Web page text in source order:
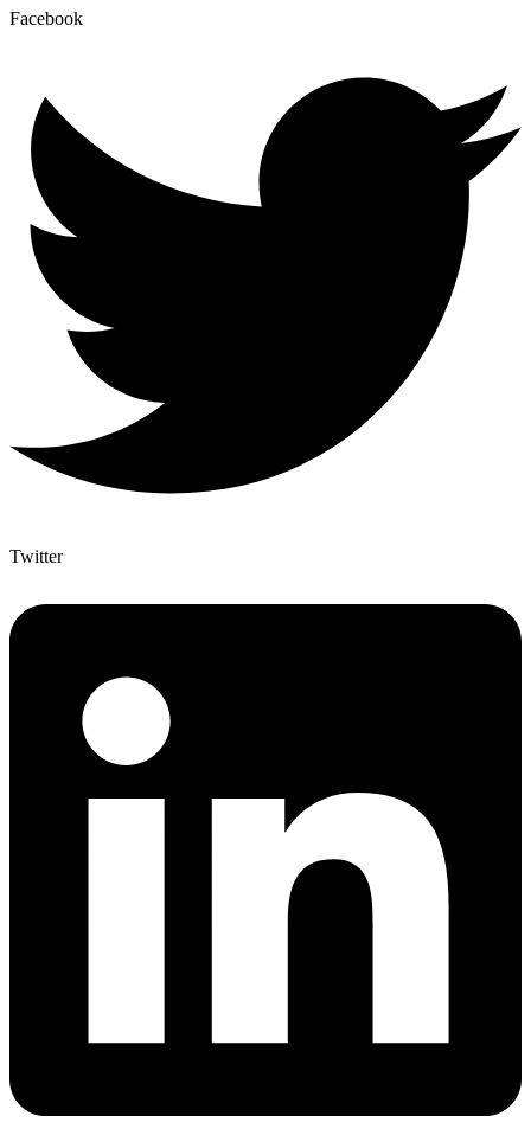
Facebook
Twitter